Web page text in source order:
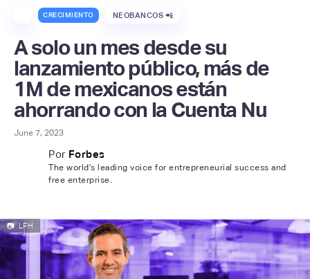
CRECIMIENTO NEOBANCOS 📲
A solo un mes desde su
lanzamiento público, más de
1M de mexicanos están
ahorrando con la Cuenta Nu
June 7, 2023
Por Forbes
The world’s leading voice for entrepreneurial success and
free enterprise.
📷 LFH